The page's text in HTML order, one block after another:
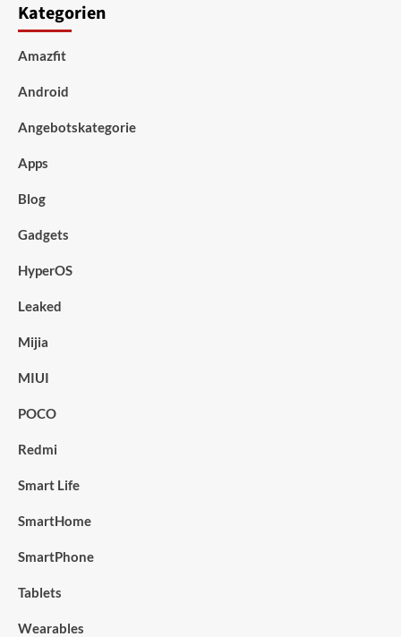
Kategorien
Amazfit
Android
Angebotskategorie
Apps
Blog
Gadgets
HyperOS
Leaked
Mijia
MIUI
POCO
Redmi
Smart Life
SmartHome
SmartPhone
Tablets
Wearables